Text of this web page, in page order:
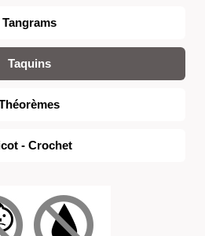
Tangrams
Taquins
- Crochet